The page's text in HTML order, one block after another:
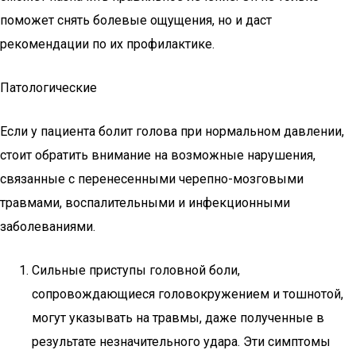
поможет снять болевые ощущения, но и даст
рекомендации по их профилактике.
Патологические
Если у пациента болит голова при нормальном давлении,
стоит обратить внимание на возможные нарушения,
связанные с перенесенными черепно-мозговыми
травмами, воспалительными и инфекционными
заболеваниями.
Сильные приступы головной боли,
сопровождающиеся головокружением и тошнотой,
могут указывать на травмы, даже полученные в
результате незначительного удара. Эти симптомы